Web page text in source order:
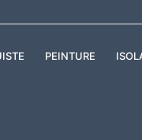
PEINTURE